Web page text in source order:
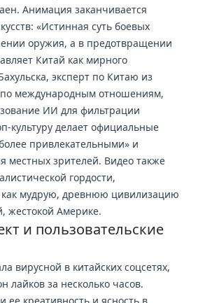
Анимация заканчивается
«Истинная суть боевых
оружия, а в предотвращении
Китай как мирного
эксперт по Китаю из
по международным отношениям,
ИИ для фильтрации
культуру делает официальные
привлекательными» и
местных зрителей. Видео также
гордости,
мудрую, древнюю цивилизацию
жестокой Америке.
и пользовательские
вирусной в китайских соцсетях,
лайков за несколько часов.